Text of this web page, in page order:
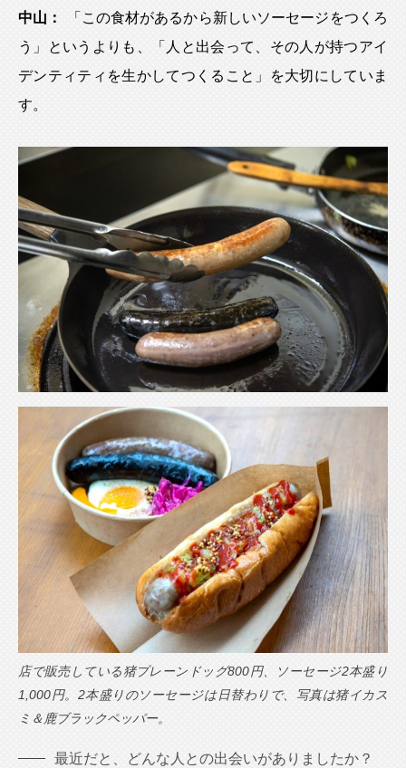
中山：
「この食材があるから新しいソーセージをつくろ
う」というよりも、「人と出会って、その人が持つアイ
デンティティを生かしてつくること」を大切にしていま
す。
店で販売している猪プレーンドッグ800円、ソーセージ2本盛り
1,000円。2本盛りのソーセージは日替わりで、写真は猪イカス
ミ＆鹿ブラックペッパー。
最近だと、どんな人との出会いがありましたか？